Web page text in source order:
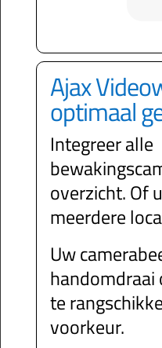
Ajax
optimaal
Integreer alle
overzicht. Of
meerdere
Uw
handomdraai
te
voorkeur.